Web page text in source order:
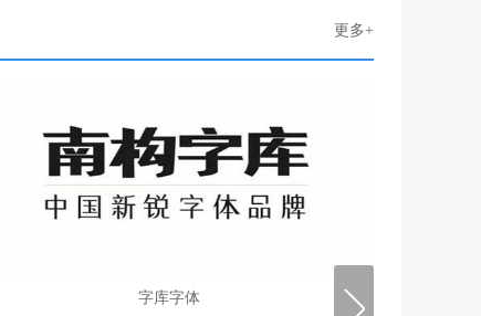
即使用户正在出差，也可通过麦克风、摄像头轻松参与
到网络会议中，并且为了保证开会时的数据、资料安
会议时除了输入服务器地址、端口等网络设置外，还必
更多+
字库字体